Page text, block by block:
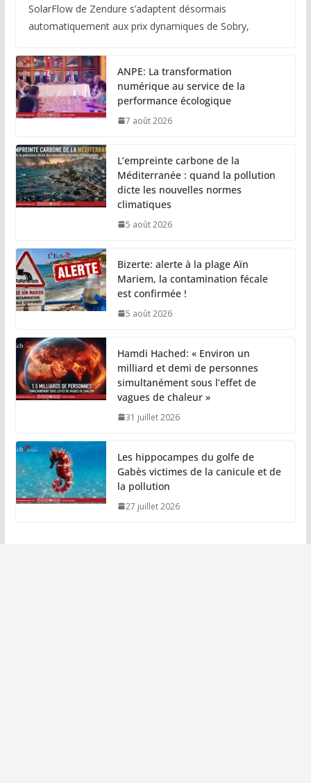
SolarFlow de Zendure s’adaptent désormais
automatiquement aux prix dynamiques de Sobry,
ANPE: La transformation
numérique au service de la
performance écologique
7 août 2026
L’empreinte carbone de la
Méditerranée : quand la pollution
dicte les nouvelles normes
climatiques
5 août 2026
Bizerte: alerte à la plage Aïn
Mariem, la contamination fécale
est confirmée !
5 août 2026
Hamdi Hached: « Environ un
milliard et demi de personnes
simultanément sous l’effet de
vagues de chaleur »
31 juillet 2026
Les hippocampes du golfe de
Gabès victimes de la canicule et de
la pollution
27 juillet 2026